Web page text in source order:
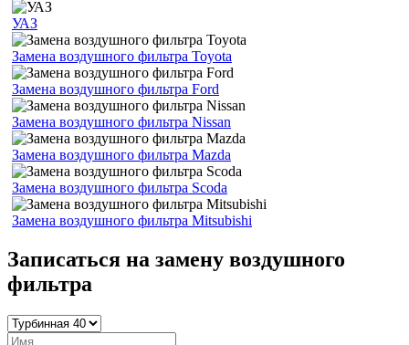
УАЗ
Замена воздушного фильтра Toyota
Замена воздушного фильтра Ford
Замена воздушного фильтра Nissan
Замена воздушного фильтра Mazda
Замена воздушного фильтра Scoda
Замена воздушного фильтра Mitsubishi
Записаться на замену воздушного
фильтра